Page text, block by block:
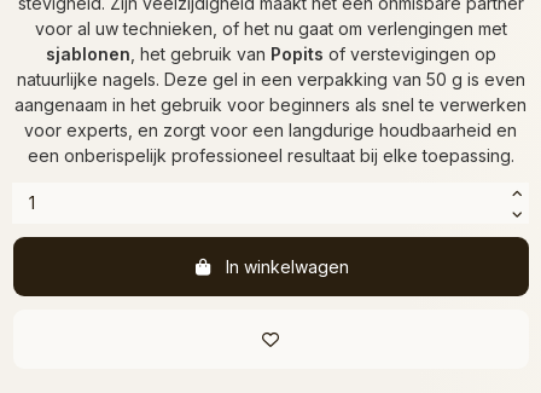
voor al uw technieken, of het nu gaat om verlengingen met
sjablonen , het gebruik van Popits of verstevigingen op
natuurlijke nagels. Deze gel in een verpakking van 50 g is even
aangenaam in het gebruik voor beginners als snel te verwerken
voor experts, en zorgt voor een langdurige houdbaarheid en
een onberispelijk professioneel resultaat bij elke toepassing.
In winkelwagen